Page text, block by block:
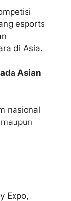
esports
di Asia.
Asian
nasional
Expo,